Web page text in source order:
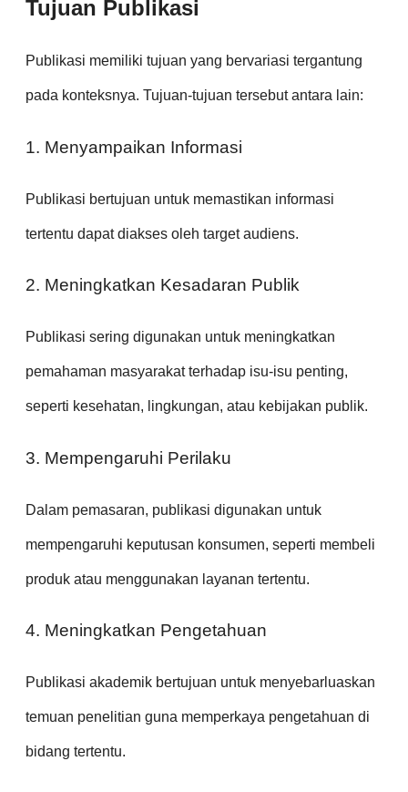
Tujuan Publikasi
Publikasi memiliki tujuan yang bervariasi tergantung
pada konteksnya. Tujuan-tujuan tersebut antara lain:
1. Menyampaikan Informasi
Publikasi bertujuan untuk memastikan informasi
tertentu dapat diakses oleh target audiens.
2. Meningkatkan Kesadaran Publik
Publikasi sering digunakan untuk meningkatkan
pemahaman masyarakat terhadap isu-isu penting,
seperti kesehatan, lingkungan, atau kebijakan publik.
3. Mempengaruhi Perilaku
Dalam pemasaran, publikasi digunakan untuk
mempengaruhi keputusan konsumen, seperti membeli
produk atau menggunakan layanan tertentu.
4. Meningkatkan Pengetahuan
Publikasi akademik bertujuan untuk menyebarluaskan
temuan penelitian guna memperkaya pengetahuan di
bidang tertentu.